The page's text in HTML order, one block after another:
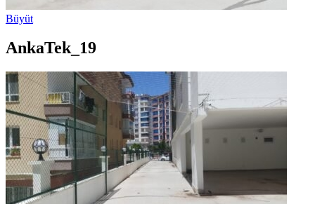
Büyüt
AnkaTek_19